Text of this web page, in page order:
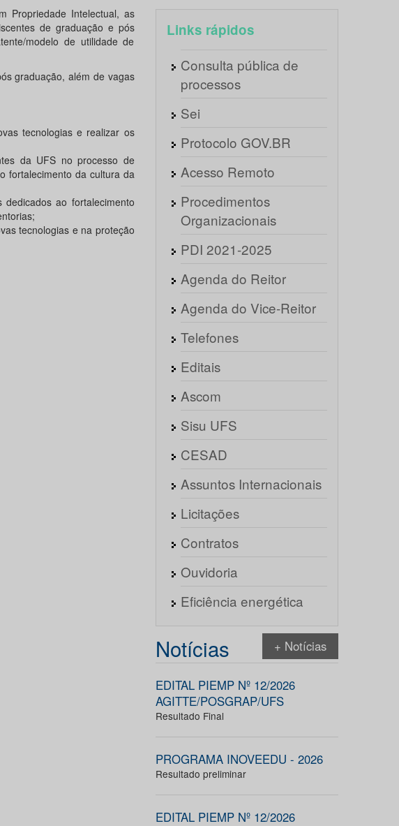
Propriedade Intelectual, as
de graduação e pós
modelo de utilidade de
graduação, além de vagas
tecnologias e realizar os
da UFS no processo de
fortalecimento da cultura da
ao fortalecimento
tecnologias e na proteção
Links rápidos
Consulta pública de
processos
Sei
Protocolo GOV.BR
Acesso Remoto
Procedimentos
Organizacionais
PDI 2021-2025
Agenda do Reitor
Agenda do Vice-Reitor
Telefones
Editais
Ascom
Sisu UFS
CESAD
Assuntos Internacionais
Licitações
Contratos
Ouvidoria
Eficiência energética
Notícias + Notícias
EDITAL PIEMP Nº 12/2026
AGITTE/POSGRAP/UFS
Resultado Final
PROGRAMA INOVEEDU - 2026
Resultado preliminar
EDITAL PIEMP Nº 12/2026